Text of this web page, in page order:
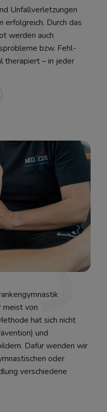
Unfallverletzungen
erfolgreich. Durch das
werden auch
bzw. Fehl-
therapiert – in jeder
meist von
hat sich nicht
und
Dafür wenden wir
oder
verschiedene